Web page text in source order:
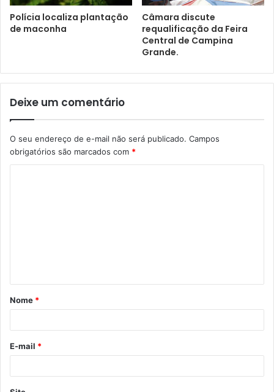
Polícia localiza plantação
de maconha
Câmara discute
requalificação da Feira
Central de Campina
Grande.
Deixe um comentário
O seu endereço de e-mail não será publicado. Campos
obrigatórios são marcados com *
Nome *
E-mail *